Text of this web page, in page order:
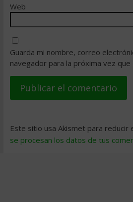
Web
Guarda mi nombre, correo
navegador para la próxima vez que
Este sitio usa Akismet para reducir
se procesan los datos de tus